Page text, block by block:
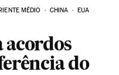
MÉDIO CHINA EUA
acordos
do